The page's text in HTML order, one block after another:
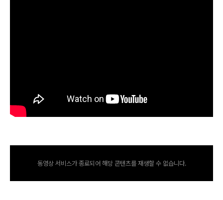
동영상 서비스가 종료되어 해당 콘텐츠를 재생할 수 없습니다.